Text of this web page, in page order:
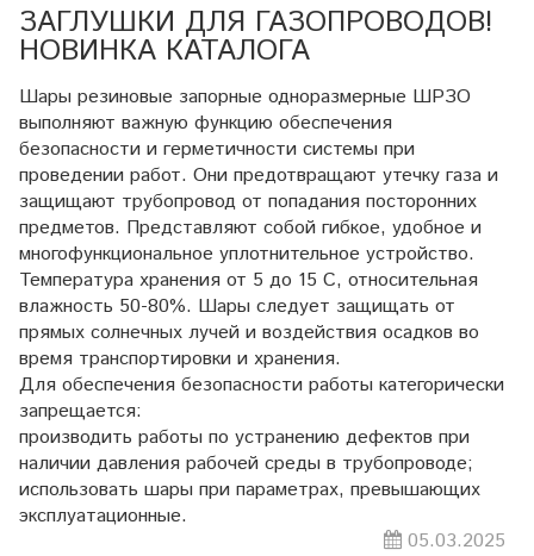
ЗАГЛУШКИ ДЛЯ ГАЗОПРОВОДОВ!
НОВИНКА КАТАЛОГА
Шары резиновые запорные одноразмерные ШРЗО
выполняют важную функцию обеспечения
безопасности и герметичности системы при
проведении работ. Они предотвращают утечку газа и
защищают трубопровод от попадания посторонних
предметов. Представляют собой гибкое, удобное и
многофункциональное уплотнительное устройство.
Температура хранения от 5 до 15 С, относительная
влажность 50-80%. Шары следует защищать от
прямых солнечных лучей и воздействия осадков во
время транспортировки и хранения.
Для обеспечения безопасности работы категорически
запрещается:
производить работы по устранению дефектов при
наличии давления рабочей среды в трубопроводе;
использовать шары при параметрах, превышающих
эксплуатационные.
05.03.2025